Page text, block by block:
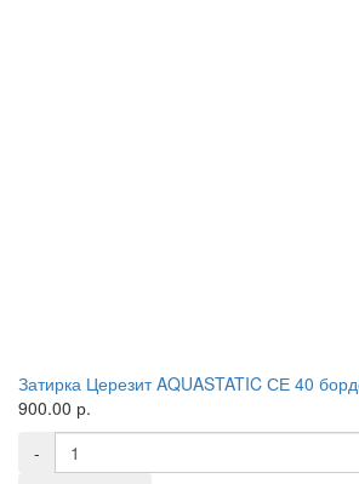
Затирка Церезит AQUASTATIC СЕ 40
900.00 р.
-